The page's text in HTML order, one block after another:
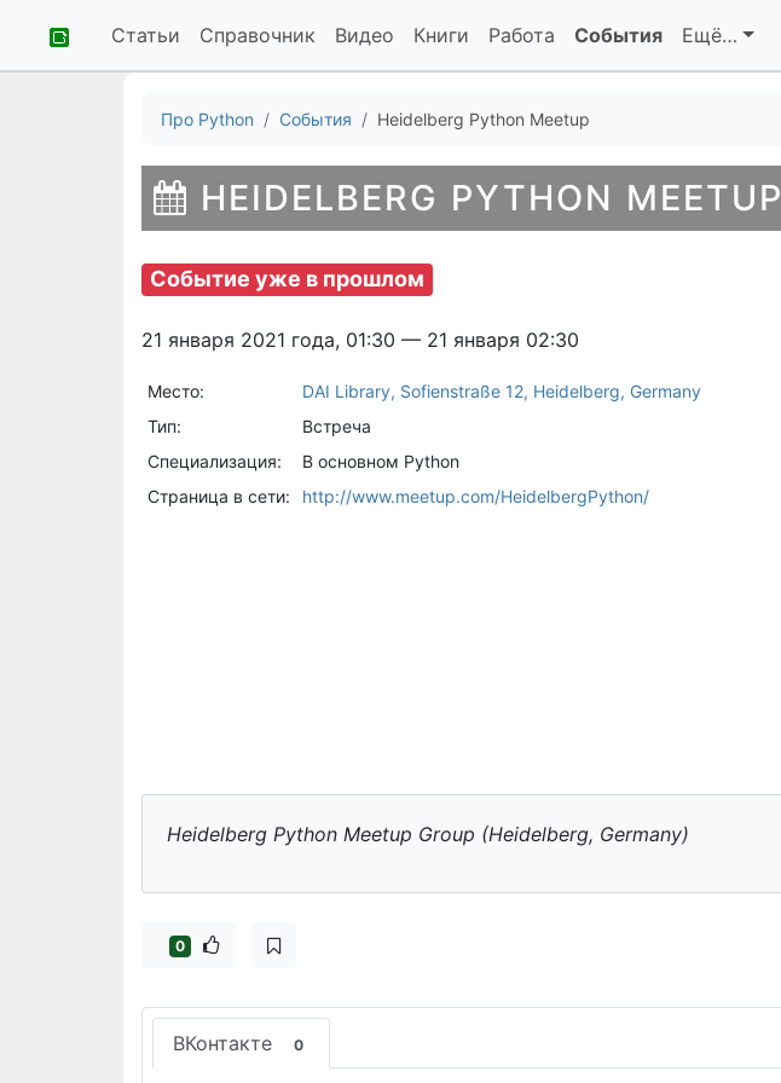
Статьи Справочник Видео Книги Работа События Ещё…
Про Python События Heidelberg Python Meetup
HEIDELBERG PYTHON MEETUP
Событие уже в прошлом
21 января 2021 года, 01:30 — 21 января 02:30
Место:
DAI Library, Sofienstraße 12, Heidelberg, Germany
Тип:
Встреча
Специализация:
В основном Python
Страница в сети:
http://www.meetup.com/HeidelbergPython/
Heidelberg Python Meetup Group (Heidelberg, Germany)
0
ВКонтакте 0